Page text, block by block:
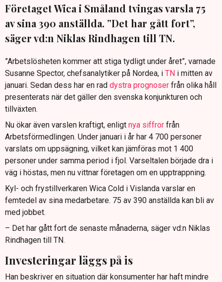
Företaget Wica i Småland tvingas varsla 75
av sina 390 anställda. ”Det har gått fort”,
säger vd:n Niklas Rindhagen till TN.
”Arbetslösheten kommer att stiga tydligt under året”, varnade
Susanne Spector, chefsanalytiker på Nordea, i TN i mitten av
januari. Sedan dess har en rad dystra prognoser från olika håll
presenterats när det gäller den svenska konjunkturen och
tillväxten.
Nu ökar även varslen kraftigt, enligt nya siffror från
Arbetsförmedlingen. Under januari i år har 4 700 personer
varslats om uppsägning, vilket kan jämföras mot 1 400
personer under samma period i fjol. Varseltalen började dra i
väg i höstas, men nu vittnar företagen om en upptrappning.
Kyl- och frystillverkaren Wica Cold i Vislanda varslar en
femtedel av sina medarbetare. 75 av 390 anställda kan bli av
med jobbet.
– Det har gått fort de senaste månaderna, säger vd:n Niklas
Rindhagen till TN.
Investeringar läggs på is
Han beskriver en situation där konsumenter har haft mindre